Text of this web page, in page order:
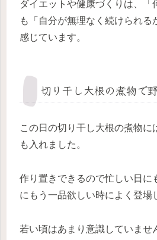
ダイエットや健康づくりは、「
も「自分が無理なく続けられる
感じています。
切り干し大根の煮物で
この日の切り干し大根の煮物に
も入れました。
作り置きできるので忙しい日に
にもう一品欲しい時によく登場
若い頃はあまり意識していませ